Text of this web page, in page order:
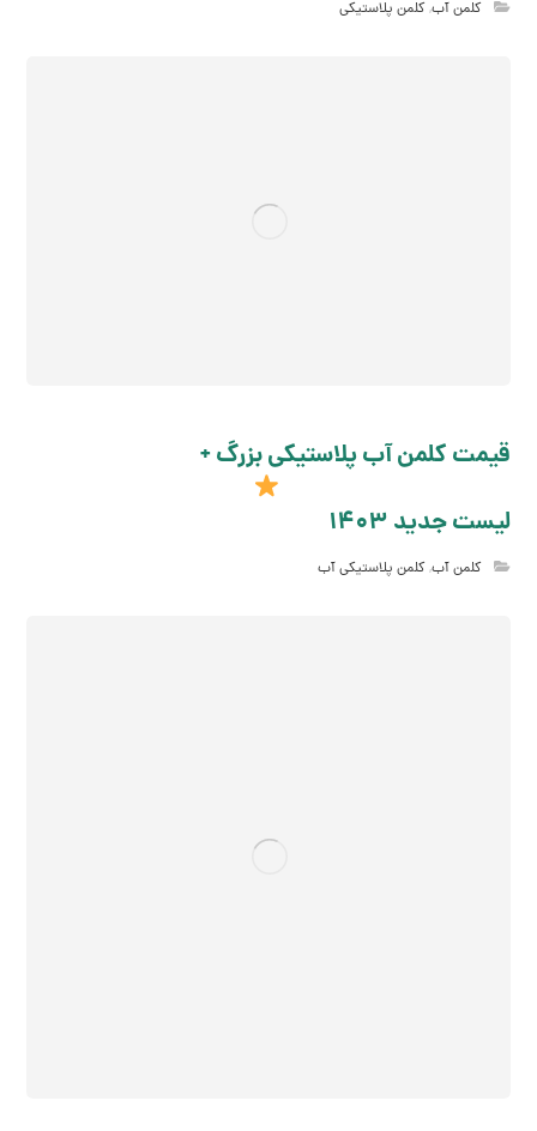
کلمن آب,کلمن پلاستیکی
قیمت کلمن آب پلاستیکی بزرگ +
لیست جدید 1403
کلمن آب,کلمن پلاستیکی آب